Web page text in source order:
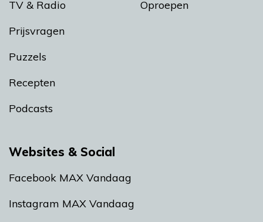
TV & Radio
Prijsvragen
Puzzels
Recepten
Podcasts
Oproepen
Websites & Social
Facebook MAX Vandaag
Instagram MAX Vandaag